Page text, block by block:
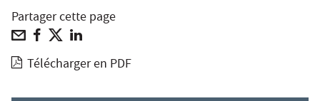
Partager cette page
Télécharger en PDF